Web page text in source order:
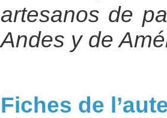
artesanos de
Andes y de
Fiches de